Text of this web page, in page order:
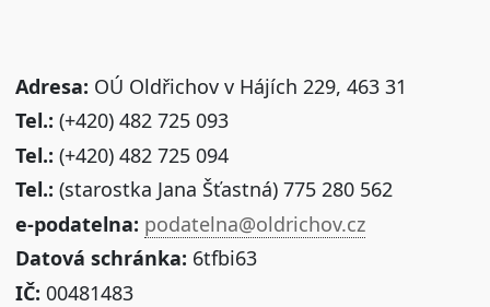
Adresa: OÚ Oldřichov v Hájích 229, 463 31
Tel.: (+420) 482 725 093
Tel.: (+420) 482 725 094
Tel.: (starostka Jana Šťastná) 775 280 562
e-podatelna: podatelna@oldrichov.cz
Datová schránka: 6tfbi63
IČ: 00481483